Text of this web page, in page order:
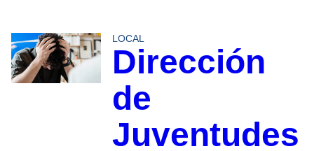
LOCAL
Dirección
de
Juventudes